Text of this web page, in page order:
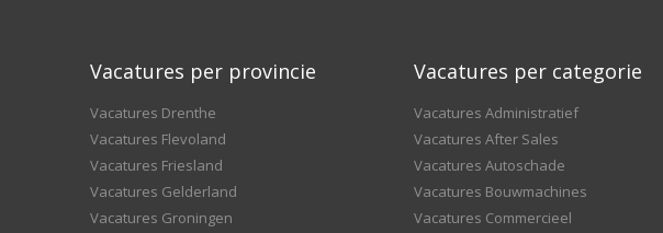
Vacatures per provincie
Vacatures Drenthe
Vacatures Flevoland
Vacatures Friesland
Vacatures Gelderland
Vacatures Groningen
Vacatures per categorie
Vacatures Administratief
Vacatures After Sales
Vacatures Autoschade
Vacatures Bouwmachines
Vacatures Commercieel